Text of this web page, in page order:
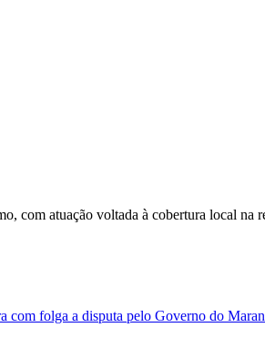
com atuação voltada à cobertura local na